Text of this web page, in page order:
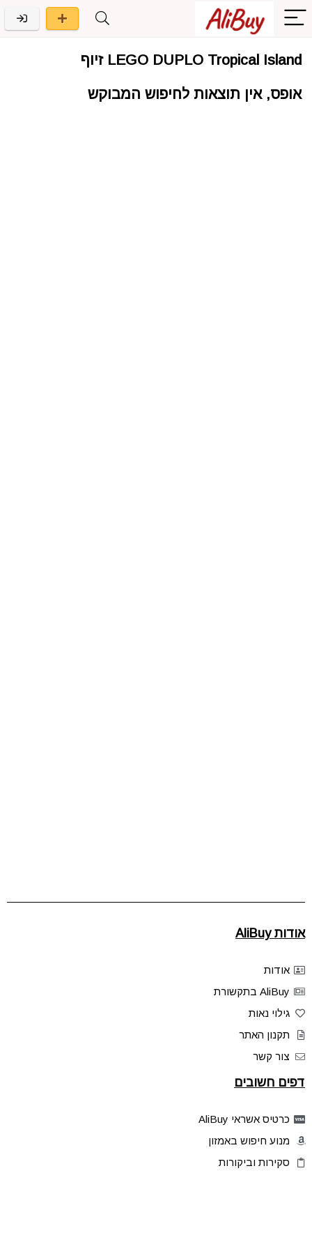
LEGO DUPLO Tropical Island זיוף
אופס, אין תוצאות לחיפוש המבוקש
אודות AliBuy
אודות
AliBuy בתקשורת
גילוי נאות
תקנון האתר
צור קשר
דפים חשובים
כרטיס אשראי AliBuy
מנוע חיפוש באמזון
סקירות וביקורות